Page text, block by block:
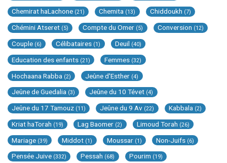
Chemirat haLachone (21) Chemita (13) Chiddoukh (7)
Chémini Atseret (5) Compte du Omer (5) Conversion (12)
Couple (6) Célibataires (1) Deuil (40)
Education des enfants (21) Femmes (32)
Hochaana Rabba (2) Jeûne d'Esther (4)
Jeûne de Guedalia (3) Jeûne du 10 Tévet (4)
Jeûne du 17 Tamouz (11) Jeûne du 9 Av (22) Kabbala (2)
Kriat haTorah (19) Lag Baomer (2) Limoud Torah (26)
Mariage (39) Middot (1) Moussar (1) Non-Juifs (6)
Pensée Juive (332) Pessah (68) Pourim (19)